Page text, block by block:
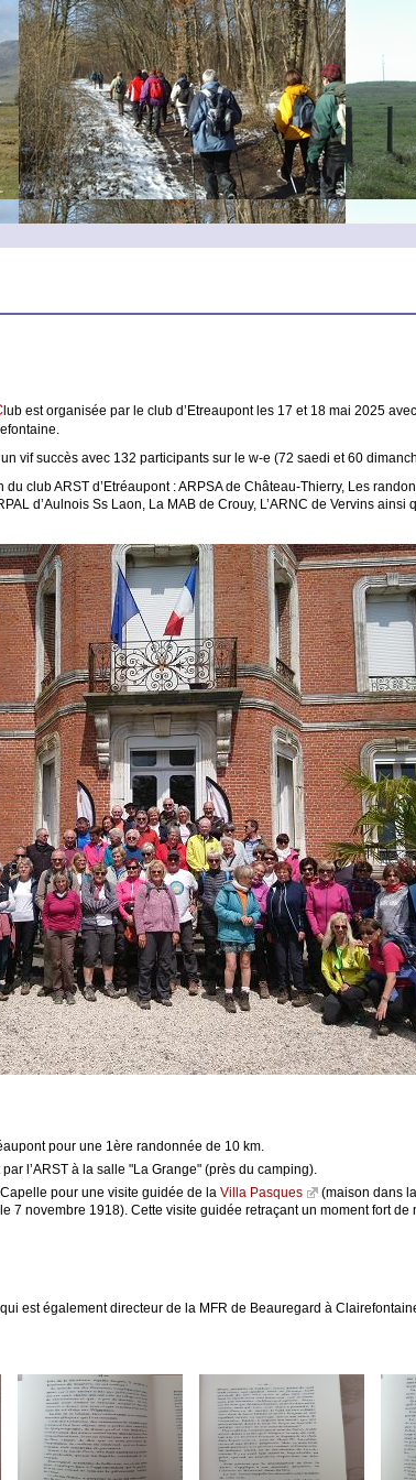
lub est organisée par le club d’Etreaupont les 17 et 18 mai 2025
vif succès avec 132 participants sur le w-e (72 saedi et 60
du club ARST d’Etréaupont : ARPSA de Château-Thierry, Les
d’Aulnois Ss Laon, La MAB de Crouy, L’ARNC de Vervins
pour une 1ère randonnée de 10 km.
par l’ARST à la salle "La Grange" (près du camping).
pour une visite guidée de la Villa Pasques
(maison dans
7 novembre 1918). Cette visite guidée retraçant un moment fort de
est également directeur de la MFR de Beauregard à